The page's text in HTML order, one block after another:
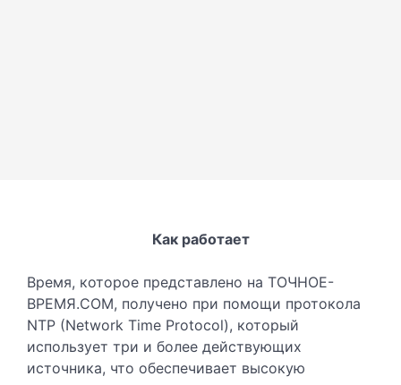
Как работает
Время, которое представлено на ТОЧНОЕ-
ВРЕМЯ.COM, получено при помощи протокола
NTP (Network Time Protocol), который
использует три и более действующих
источника, что обеспечивает высокую